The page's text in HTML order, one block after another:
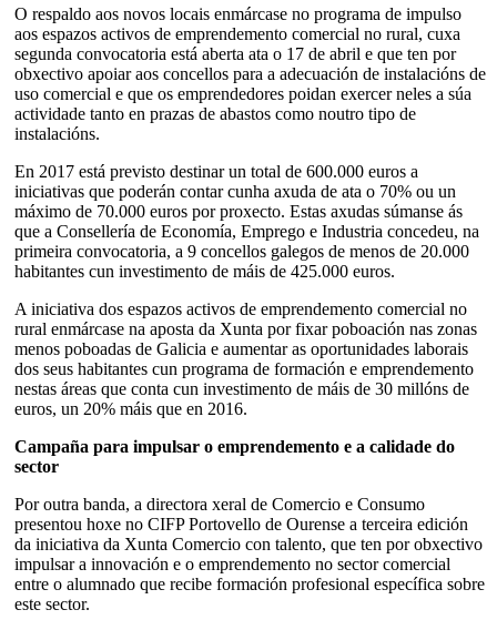
O respaldo aos novos locais enmárcase no programa de impulso
aos espazos activos de emprendemento comercial no rural, cuxa
segunda convocatoria está aberta ata o 17 de abril e que ten por
obxectivo apoiar aos concellos para a adecuación de instalacións de
uso comercial e que os emprendedores poidan exercer neles a súa
actividade tanto en prazas de abastos como noutro tipo de
instalacións.
En 2017 está previsto destinar un total de 600.000 euros a
iniciativas que poderán contar cunha axuda de ata o 70% ou un
máximo de 70.000 euros por proxecto. Estas axudas súmanse ás
que a Consellería de Economía, Emprego e Industria concedeu, na
primeira convocatoria, a 9 concellos galegos de menos de 20.000
habitantes cun investimento de máis de 425.000 euros.
A iniciativa dos espazos activos de emprendemento comercial no
rural enmárcase na aposta da Xunta por fixar poboación nas zonas
menos poboadas de Galicia e aumentar as oportunidades laborais
dos seus habitantes cun programa de formación e emprendemento
nestas áreas que conta cun investimento de máis de 30 millóns de
euros, un 20% máis que en 2016.
Campaña para impulsar o emprendemento e a calidade do
sector
Por outra banda, a directora xeral de Comercio e Consumo
presentou hoxe no CIFP Portovello de Ourense a terceira edición
da iniciativa da Xunta Comercio con talento, que ten por obxectivo
impulsar a innovación e o emprendemento no sector comercial
entre o alumnado que recibe formación profesional específica sobre
este sector.